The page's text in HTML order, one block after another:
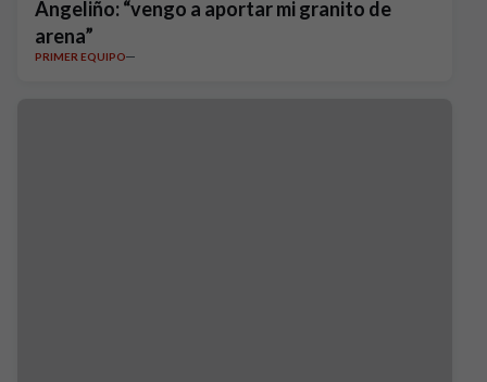
Angeliño: “vengo a aportar mi granito de
arena”
PRIMER EQUIPO